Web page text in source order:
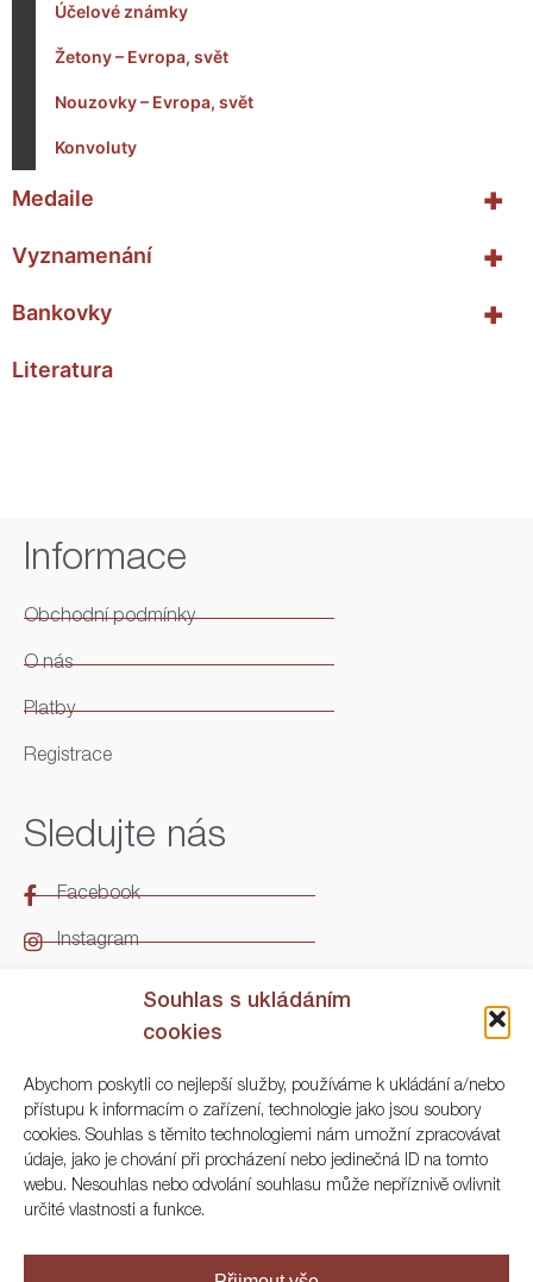
Souhlas s ukládáním
cookies
Abychom poskytli co nejlepší služby, používáme k ukládání a/nebo
přístupu k informacím o zařízení, technologie jako jsou soubory
cookies. Souhlas s těmito technologiemi nám umožní zpracovávat
údaje, jako je chování při procházení nebo jedinečná ID na tomto
webu. Nesouhlas nebo odvolání souhlasu může nepříznivě ovlivnit
určité vlastnosti a funkce.
Účelové známky
Žetony – Evropa, svět
Nouzovky – Evropa, svět
Konvoluty
+
Medaile
+
Vyznamenání
+
Bankovky
Literatura
Informace
Obchodní podmínky
O nás
Platby
Registrace
Sledujte nás
Facebook
Instagram
Kontakt
ARGO Numismatika
Korunní 83, Praha 3
+420 222 561 343